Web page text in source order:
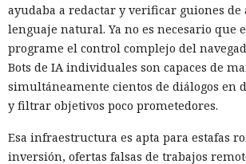
procesador borra o aísla el estado del
antes de ejecutar código protegido, pero
MIT CSAILencontraron una formade
intervalo entre el borrado y el uso de ese
clase de ataques recibió el nombre
mostrada utiliza interrupciones por
El atacante debe ya poder ejecutar código
un sistema Linux. Ese proceso puede
ayudaba a redactar y verificar guiones
lenguaje natural. Ya no es necesario que
programe el control complejo del
Bots de IA individuales son capaces de
simultáneamente cientos de diálogos en
y filtrar objetivos poco prometedores.
Esa infraestructura es apta para estafas
inversión, ofertas falsas de trabajos